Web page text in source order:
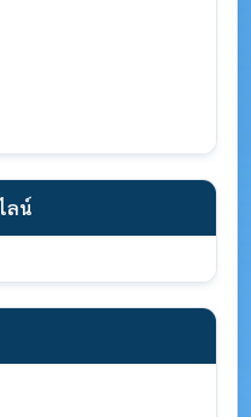
ลน์